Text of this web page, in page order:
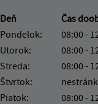
Deň Čas
Pondelok:
08:00 -
Utorok:
08:00 -
Streda:
08:00 -
Štvrtok:
Piatok:
08:00 -